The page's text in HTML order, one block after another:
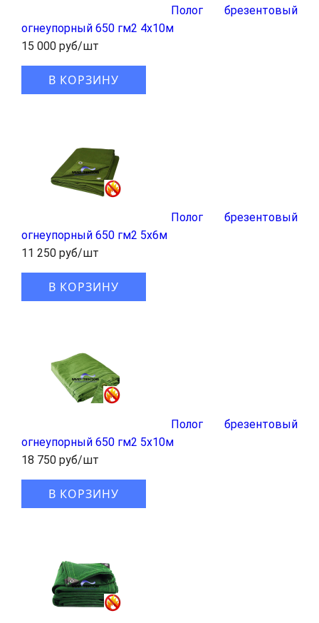
Полог брезентовый
огнеупорный 650 гм2 4x10м
15 000 руб/шт
В КОРЗИНУ
Полог брезентовый
огнеупорный 650 гм2 5x6м
11 250 руб/шт
В КОРЗИНУ
Полог брезентовый
огнеупорный 650 гм2 5x10м
18 750 руб/шт
В КОРЗИНУ